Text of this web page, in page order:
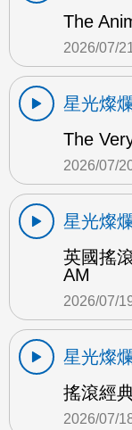
The
2026/07/
星光燦爛
The
2026/07/
星光燦爛
英國搖
AM
2026/07/
星光燦爛
搖滾經
2026/07/